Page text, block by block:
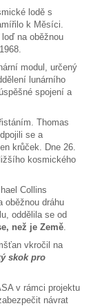
lodě s
k Měsíci.
na oběžnou
modul, určený
lunárního
spojení a
Thomas
se a
krůček. Dne 26.
kosmického
Collins
oběžnou dráhu
oddělila se od
než je Země.
vkročil na
skok pro
v rámci projektu
návrat